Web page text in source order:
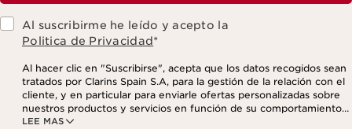
Al suscribirme he leído y acepto la
Politica de Privacidad*
LEE MAS
Al hacer clic en "Suscribirse", acepta que los datos recogidos sean
tratados por Clarins Spain S.A, para la gestión de la relación con el
cliente, y en particular para enviarle ofertas personalizadas sobre
nuestros productos y servicios en función de su comportamiento
de compra, sus hábitos y/o intereses, incluso mediante su